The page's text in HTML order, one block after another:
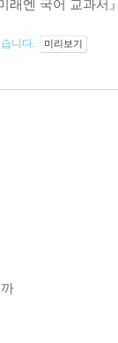
래엔 국어 교과
니다. 미리보기